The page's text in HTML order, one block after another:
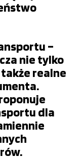
–
nie tylko
realne
dla